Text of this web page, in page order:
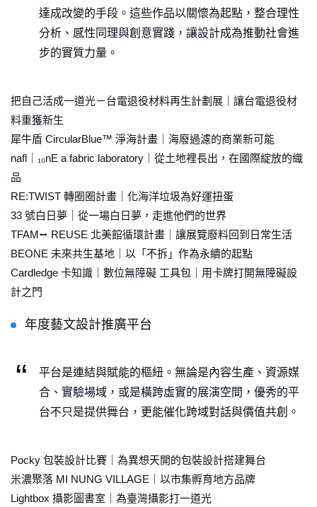
達成改變的手段。這些作品以關懷為起點，整合理性
分析、感性同理與創意實踐，讓設計成為推動社會進
步的實質力量。
把自己活成一道光－台電退役材料再生計劃展｜讓台電退役材
料重獲新生
犀牛盾 CircularBlue™ 淨海計畫｜海廢過濾的商業新可能
nafl｜₁₀nE a fabric laboratory｜從土地裡長出，在國際綻放的織
品
RE:TWIST 轉圈圈計畫｜化海洋垃圾為好運扭蛋
33 號白日夢｜從一場白日夢，走進他們的世界
TFAM⭤ REUSE 北美館循環計畫｜讓展覽廢料回到日常生活
BEONE 未來共生基地｜以「不拆」作為永續的起點
Cardledge 卡知識｜數位無障礙 工具包｜用卡牌打開無障礙設
計之門
年度藝文設計推廣平台
平台是連結與賦能的樞紐。無論是內容生產、資源媒
合、實驗場域，或是橫跨虛實的展演空間，優秀的平
台不只是提供舞台，更能催化跨域對話與價值共創。
Pocky 包裝設計比賽｜為異想天開的包裝設計搭建舞台
米濃聚落 MI NUNG VILLAGE｜以市集孵育地方品牌
Lightbox 攝影圖書室｜為臺灣攝影打一道光